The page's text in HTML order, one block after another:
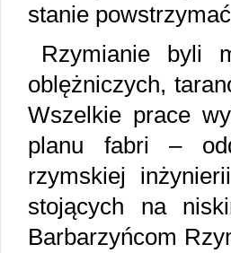
stanie
Rzymianie byli
oblężniczych,
Wszelkie prace
planu fabri –
rzymskiej
stojących na
Barbarzyńcom